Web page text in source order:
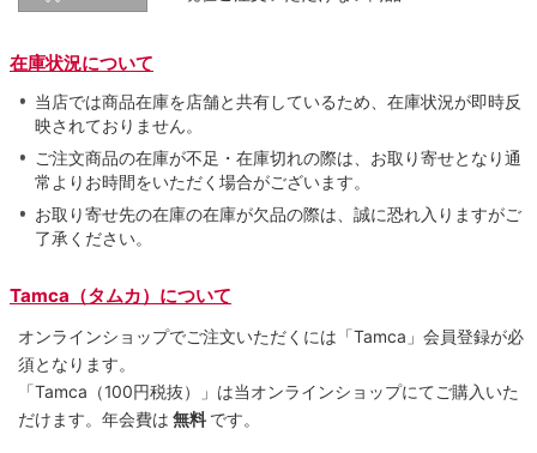
在庫状況について
当店では商品在庫を店舗と共有しているため、在庫状況が即時反
映されておりません。
ご注文商品の在庫が不足・在庫切れの際は、お取り寄せとなり通
常よりお時間をいただく場合がございます。
お取り寄せ先の在庫の在庫が欠品の際は、誠に恐れ入りますがご
了承ください。
Tamca（タムカ）について
オンラインショップでご注⽂いただくには「Tamca」会員登録が必
須となります。
「Tamca （100円税抜）
」は当オンラインショップにてご購⼊いた
だけます。 年会費は 無料 です。